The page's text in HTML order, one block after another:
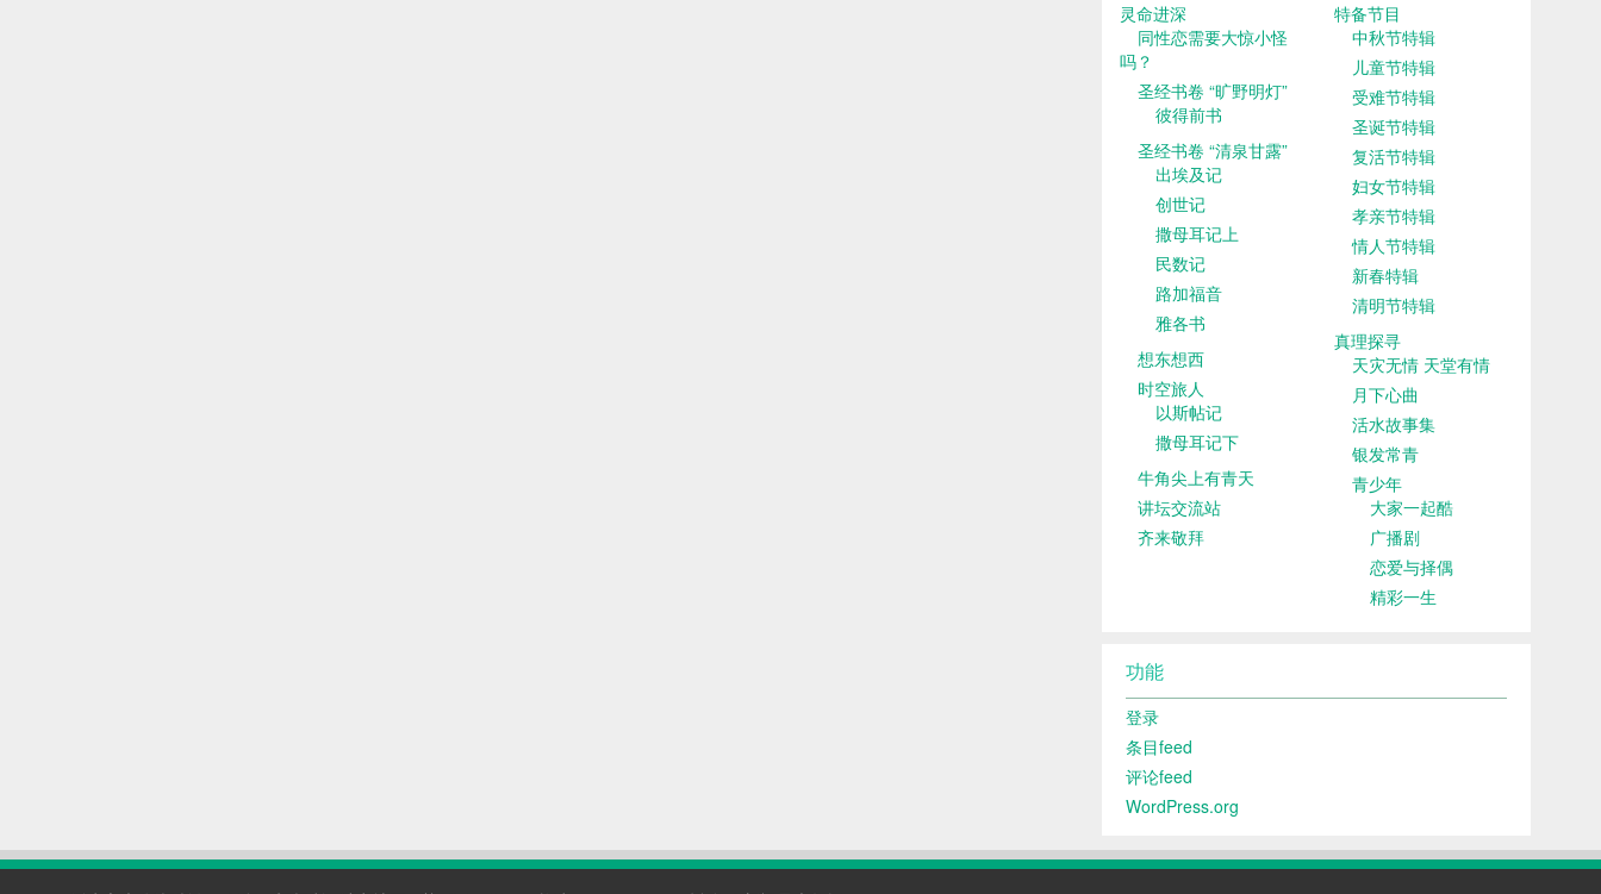
灵命进深
同性恋需要大惊小怪
吗？
圣经书卷 “旷野明灯”
彼得前书
圣经书卷 “清泉甘露”
出埃及记
创世记
撒母耳记上
民数记
路加福音
雅各书
想东想西
时空旅人
以斯帖记
撒母耳记下
牛角尖上有青天
讲坛交流站
齐来敬拜
特备节目
中秋节特辑
儿童节特辑
受难节特辑
圣诞节特辑
复活节特辑
妇女节特辑
孝亲节特辑
情人节特辑
新春特辑
清明节特辑
真理探寻
天灾无情 天堂有情
月下心曲
活水故事集
银发常青
青少年
大家一起酷
广播剧
恋爱与择偶
精彩一生
功能
登录
条目feed
评论feed
WordPress.org